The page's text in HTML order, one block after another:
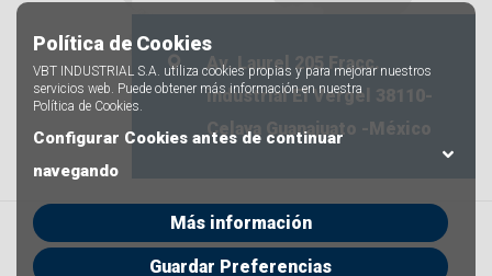
Av. Laurel 205 Fracc.
industrial El Vergel 38110-
Celaya Guanajuato -México
@2025 VBT Industrial S.A. de C.V. all rights reserved
Política de privacidad Política de cookies
Política de Cookies
VBT INDUSTRIAL S.A. utiliza cookies propias y para mejorar nuestros
servicios web. Puede obtener más información en nuestra
Política de Cookies.
Configurar Cookies antes de continuar
navegando
Más información
Guardar Preferencias